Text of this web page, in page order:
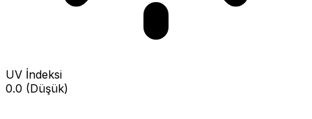
UV İndeksi
0.0 (Düşük)